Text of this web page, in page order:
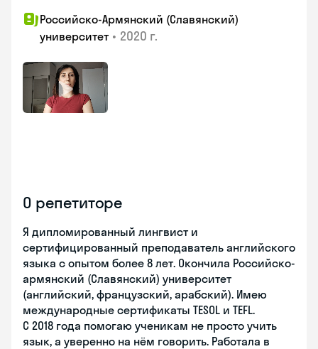
Российско-Армянский (Славянский)
университет • 2020 г.
О репетиторе
Я дипломированный лингвист и
сертифицированный преподаватель английского
языка с опытом более 8 лет. Окончила Российско-
армянский (Славянский) университет
(английский, французский, арабский). Имею
международные сертификаты TESOL и TEFL.
С 2018 года помогаю ученикам не просто учить
язык, а уверенно на нём говорить. Работала в